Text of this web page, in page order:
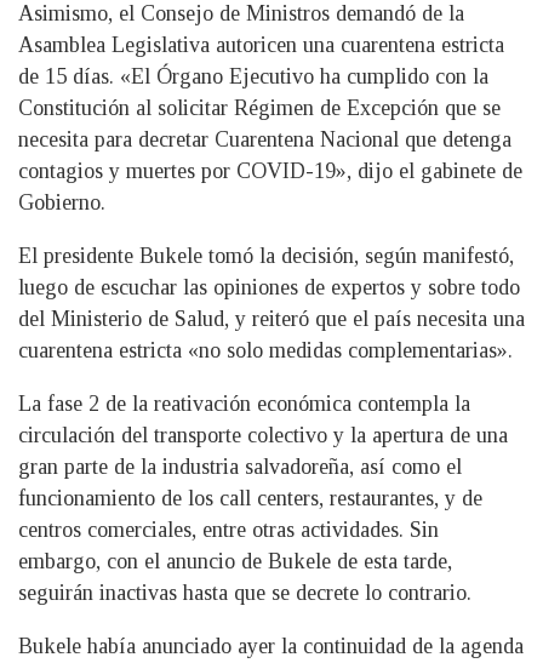
Asimismo, el Consejo de Ministros demandó de la
Asamblea Legislativa autoricen una cuarentena estricta
de 15 días. «El Órgano Ejecutivo ha cumplido con la
Constitución al solicitar Régimen de Excepción que se
necesita para decretar Cuarentena Nacional que detenga
contagios y muertes por COVID-19», dijo el gabinete de
Gobierno.
El presidente Bukele tomó la decisión, según manifestó,
luego de escuchar las opiniones de expertos y sobre todo
del Ministerio de Salud, y reiteró que el país necesita una
cuarentena estricta «no solo medidas complementarias».
La fase 2 de la reativación económica contempla la
circulación del transporte colectivo y la apertura de una
gran parte de la industria salvadoreña, así como el
funcionamiento de los call centers, restaurantes, y de
centros comerciales, entre otras actividades. Sin
embargo, con el anuncio de Bukele de esta tarde,
seguirán inactivas hasta que se decrete lo contrario.
Bukele había anunciado ayer la continuidad de la agenda